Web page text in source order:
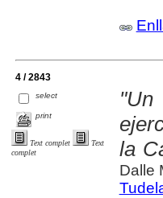
4 / 2843
select
print
Text complet
Text
complet
la
Dalle